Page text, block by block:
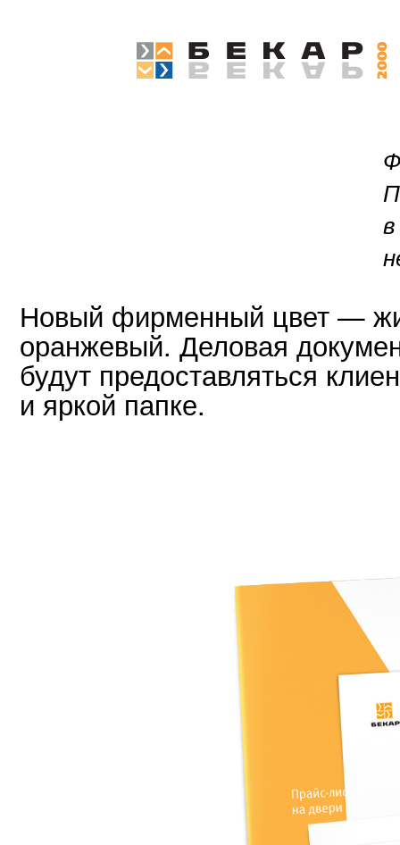
Новый фирменный цвет —
оранжевый. Деловая
будут предоставляться
и яркой папке.